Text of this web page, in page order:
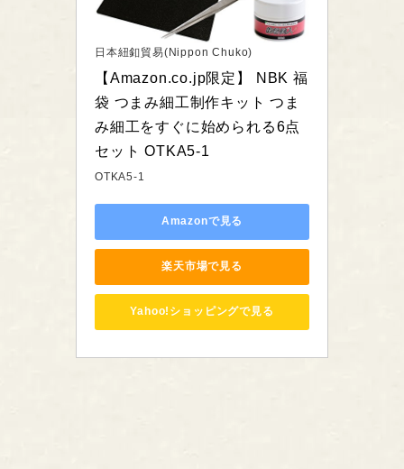
日本紐釦貿易(Nippon Chuko)
【Amazon.co.jp限定】 NBK 福
袋 つまみ細工制作キット つま
み細工をすぐに始められる6点
セット OTKA5-1
OTKA5-1
Amazonで見る
楽天市場で見る
Yahoo!ショッピングで見る